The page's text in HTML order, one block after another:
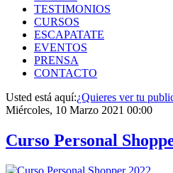
TESTIMONIOS
CURSOS
ESCAPATATE
EVENTOS
PRENSA
CONTACTO
Usted está aquí:¿Quieres ver tu
Miércoles, 10 Marzo 2021 00:00
Curso Personal